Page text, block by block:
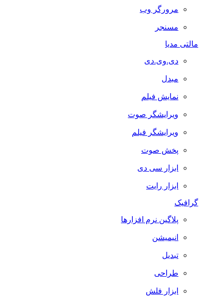
مرورگر وب
مسنجر
مالتی مدیا
دی.وی.دی
مبدل
نمایش فیلم
ویرایشگر صوت
ویرایشگر فیلم
پخش صوت
ابزار سی دی
ابزار رایت
گرافیک
پلاگین نرم افزارها
انیمیشن
تبدیل
طراحی
ابزار فلش